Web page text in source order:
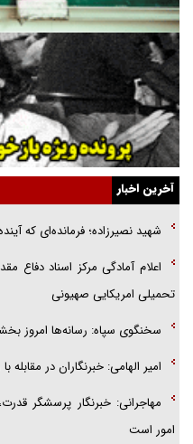
راننده مست به قانون می‌خندد
همه آقای دوربینی شده‌ایم!
قصه ناتمام سرویس مدارس
آیا مقاومت فلسطین خلع‌سلاح
الگوی وحدت‌آفرین در ادراک سیاست
گفتگوی دکتر اخوان مدیرمسئول
هرمز»
امام حسین (ع) کشته سیرت‌های
آخرین اخبار
شهید نصیرزاده؛ فرمانده‌ای که
اعلام آمادگی مرکز اسناد
تحمیلی امریکایی صهیونی
سخنگوی سپاه: رسانه‌ها امروز
امیر الهامی: خبرنگاران در
مهاجرانی: خبرنگار پرسشگر
امور است